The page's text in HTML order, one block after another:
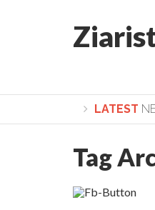
LATEST
Lepădarea de
Tag